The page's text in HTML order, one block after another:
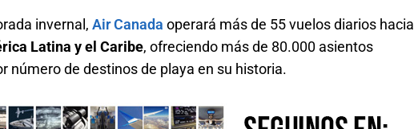
invernal, Air Canada operará más de 55 vuelos diarios hacia
Latina y el Caribe, ofreciendo más de 80.000 asientos
número de destinos de playa en su historia.